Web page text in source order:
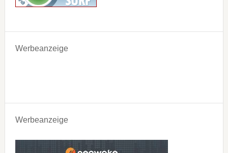
Werbeanzeige
Werbeanzeige